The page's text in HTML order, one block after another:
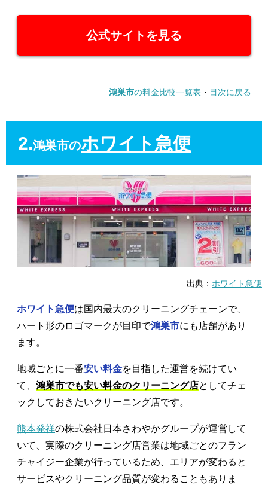
公式サイトを見る
鴻巣市の料金比較一覧表 ・ 目次に戻る
2.鴻巣市のホワイト急便
出典： ホワイト急便
ホワイト急便は国内最大のクリーニングチェーンで、
ハート形のロゴマークが目印で鴻巣市にも店舗があり
ます。
地域ごとに一番安い料金を目指した運営を続けてい
て、 鴻巣市でも安い料金のクリーニング店としてチェ
ックしておきたいクリーニング店です。
熊本発祥の株式会社日本さわやかグループが運営して
いて、実際のクリーニング店営業は地域ごとのフラン
チャイジー企業が行っているため、エリアが変わると
サービスやクリーニング品質が変わることもありま